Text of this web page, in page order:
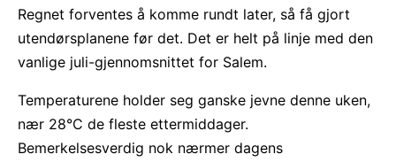
Regnet forventes å komme rundt later, så få gjort
utendørsplanene før det. Det er helt på linje med den
vanlige juli-gjennomsnittet for Salem.
Temperaturene holder seg ganske jevne denne uken,
nær 28°C de fleste ettermiddager.
Bemerkelsesverdig nok nærmer dagens